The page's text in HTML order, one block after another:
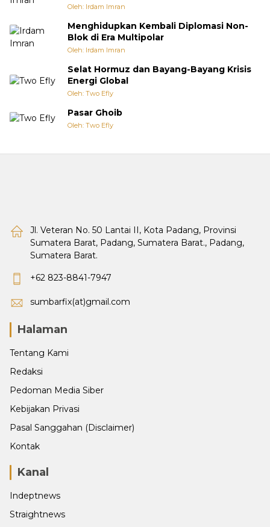
Oleh: Irdam Imran
Menghidupkan Kembali Diplomasi Non-
Blok di Era Multipolar
Oleh: Irdam Imran
Selat Hormuz dan Bayang-Bayang Krisis
Energi Global
Oleh: Two Efly
Pasar Ghoib
Oleh: Two Efly
Jl. Veteran No. 50 Lantai II, Kota Padang, Provinsi
Sumatera Barat, Padang, Sumatera Barat., Padang,
Sumatera Barat.
+62 823-8841-7947
sumbarfix(at)gmail.com
Halaman
Tentang Kami
Redaksi
Pedoman Media Siber
Kebijakan Privasi
Pasal Sanggahan (Disclaimer)
Kontak
Kanal
Indeptnews
Straightnews